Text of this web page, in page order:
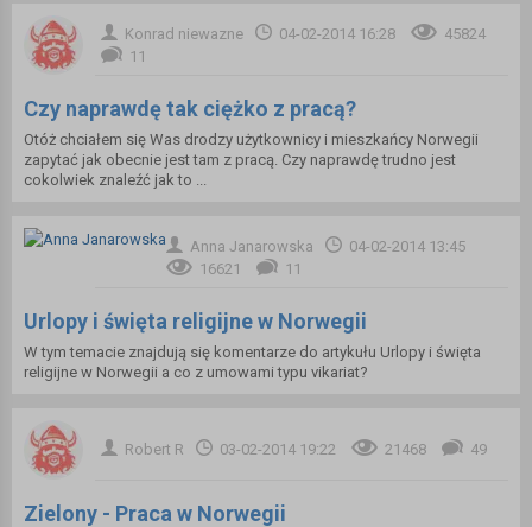
Konrad niewazne 04-02-2014 16:28
45824
11
Czy naprawdę tak ciężko z pracą?
Otóż chciałem się Was drodzy użytkownicy i mieszkańcy Norwegii
zapytać jak obecnie jest tam z pracą. Czy naprawdę trudno jest
cokolwiek znaleźć jak to ...
Anna Janarowska
04-02-2014 13:45
16621
11
Urlopy i święta religijne w Norwegii
W tym temacie znajdują się komentarze do artykułu Urlopy i święta
religijne w Norwegii a co z umowami typu vikariat?
Robert R 03-02-2014 19:22 21468 49
Zielony - Praca w Norwegii